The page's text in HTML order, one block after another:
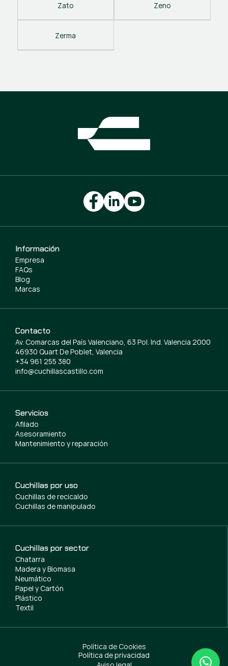
Zato Zeno
Zerma
Servicios
Afilado
Asesoramiento
Mantenimiento y reparación
Cuchillas por uso
Cuchillas de recicaldo
Cuchillas de manipulado
Cuchillas por sector
Chatarra
Madera y Biomasa
Neumático
Papel y Cartón
Plástico
Textil
Información
Empresa
FAQs
Blog
Marcas
Contacto
Av. Comarcas del País Valenciano, 63 Pol. Ind. Valencia 2000
46930 Quart De Poblet, Valencia
+34 961 255 380
info@cuchillascastillo.com
Política de Cookies
Política de privacidad